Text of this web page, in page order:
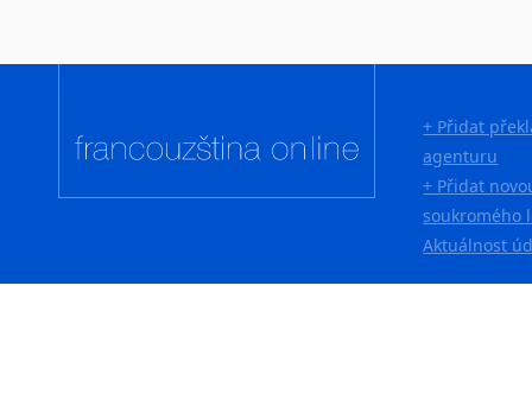
+ Přidat
agenturu
+ Přidat
soukromého
Aktuálnost